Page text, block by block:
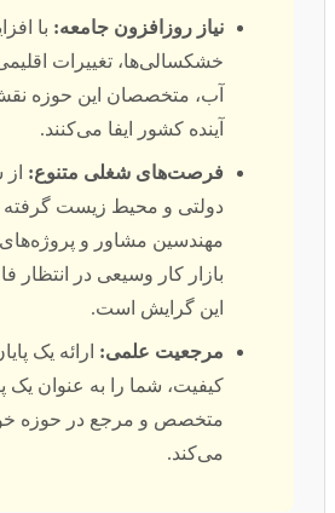
نیاز روزافزون جامعه: با
خشکسالی‌ها، تغییرات
آب، متخصصان این حوزه
آینده کشور ایفا می‌کنند.
فرصت‌های شغلی متنوع:
دولتی و محیط زیست
مهندسین مشاور و پروژه‌های
بازار کار وسیعی در انتظار
این گرایش است.
مرجعیت علمی: ارائه یک
کیفیت، شما را به عنوان یک
متخصص و مرجع در حوزه
می‌کند.